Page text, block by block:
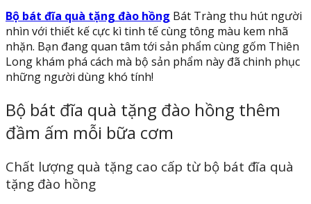
Bộ bát đĩa quà tặng đào hồng Bát Tràng thu hút người
nhìn với thiết kế cực kì tinh tế cùng tông màu kem nhã
nhặn. Bạn đang quan tâm tới sản phẩm cùng gốm Thiên
Long khám phá cách mà bộ sản phẩm này đã chinh phục
những người dùng khó tính!
Bộ bát đĩa quà tặng đào hồng thêm
đầm ấm mỗi bữa cơm
Chất lượng quà tặng cao cấp từ bộ bát đĩa quà
tặng đào hồng